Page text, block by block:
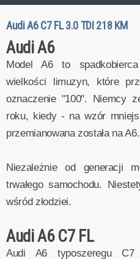
Audi A6 C7 FL 3.0 TDI 218 KM
Audi A6
Model A6 to
wielkości limuzyn, które
oznaczenie "100". Niemcy
roku, kiedy - na wzór
przemianowana została na A6.
Niezależnie od generacji
trwałego samochodu.
wśród złodziei.
Audi A6 C7 FL
Audi A6 typoszeregu C7